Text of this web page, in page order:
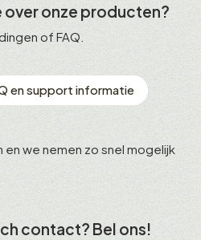
onze producten?
of FAQ.
en support informatie
en we nemen zo snel mogelijk
contact? Bel ons!